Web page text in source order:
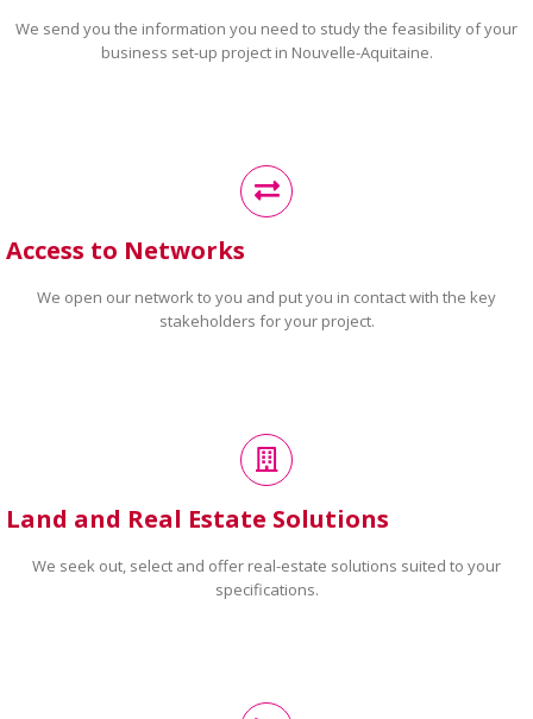
We send you the information you need to study the feasibility of your
business set-up project in Nouvelle-Aquitaine.
Access to Networks
We open our network to you and put you in contact with the key
stakeholders for your project.
Land and Real Estate Solutions
We seek out, select and offer real-estate solutions suited to your
specifications.